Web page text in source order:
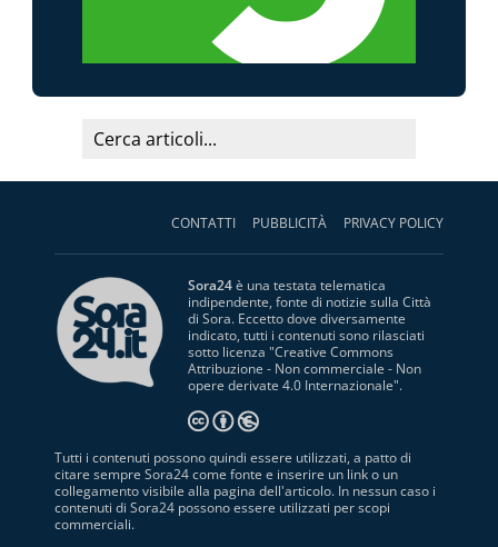
CONTATTI PUBBLICITÀ PRIVACY POLICY
Sora24è una testata telematica
indipendente, fonte di notizie sulla Città
di Sora. Eccetto dove diversamente
indicato, tutti i contenuti sono rilasciati
sotto licenza "Creative Commons
Attribuzione - Non commerciale - Non
opere derivate 4.0 Internazionale".
Tutti i contenuti possono quindi essere utilizzati, a patto di
citare sempre Sora24 come fonte e inserire un link o un
collegamento visibile alla pagina dell'articolo. In nessun caso i
contenuti di Sora24 possono essere utilizzati per scopi
commerciali.